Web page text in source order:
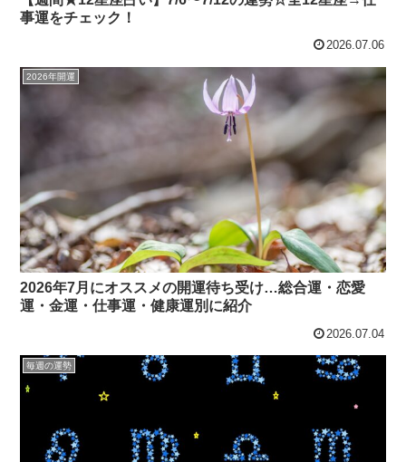
事運をチェック！
2026.07.06
2026年開運
2026年7月にオススメの開運待ち受け…総合運・恋愛
運・金運・仕事運・健康運別に紹介
2026.07.04
毎週の運勢